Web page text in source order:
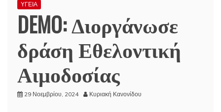
ΥΓΕΙΑ
DEMO: Διοργάνωσε
δράση Εθελοντική
Αιμοδοσίας
29 Νοεμβρίου, 2024 Κυριακή Κανονίδου